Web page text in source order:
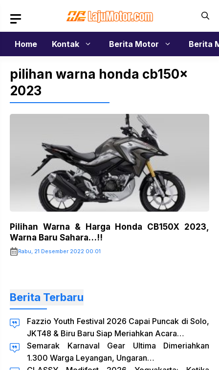
isi
Home
Kontak Berita Motor Berita
pilihan warna honda cb150x
2023
Pilihan Warna & Harga Honda CB150X 2023,
Warna Baru Sahara…!!
Rabu, 21 Desember 2022 00:01
Berita Terbaru
Fazzio Youth Festival 2026 Capai Puncak di Solo,
JKT48 & Biru Baru Siap Meriahkan Acara…
Semarak Karnaval Gear Ultima Dimeriahkan
1.300 Warga Leyangan, Ungaran…